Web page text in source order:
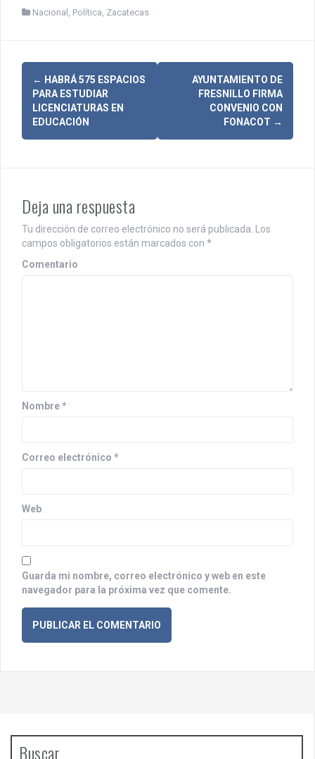
Nacional Política Zacatecas
N
v
a
c
i
n
r
d
s
← HABRÁ 575 ESPACIOS
PARA ESTUDIAR
LICENCIATURAS EN
EDUCACIÓN
AYUNTAMIENTO DE
FRESNILLO FIRMA
CONVENIO CON
FONACOT →
Deja una respuesta
Tu dirección de correo electrónico no será publicada.
Los
campos obligatorios están marcados con *
Comentario
Nombre*
Correo electrónico *
Web
Guarda mi nombre, correo electrónico y web en este
navegador para la próxima vez que comente.
Buscar